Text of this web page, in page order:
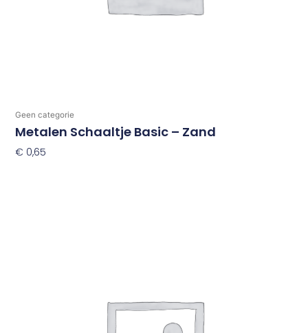
Geen categorie
Metalen Schaaltje Basic – Zand
€ 0,65